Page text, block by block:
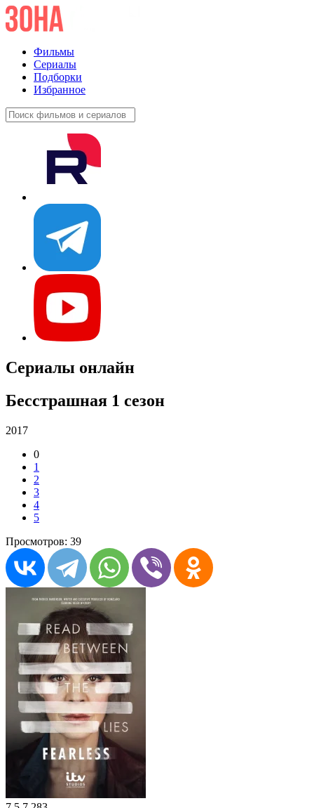
Фильмы
Сериалы
Подборки
Избранное
Сериалы онлайн
Бесстрашная 1 сезон
2017
0
1
2
3
4
5
Просмотров: 39